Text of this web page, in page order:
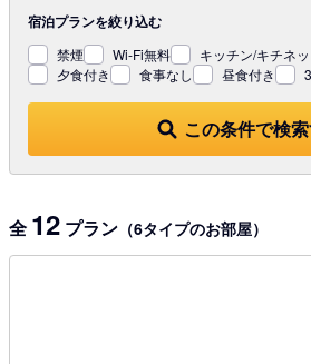
この条件で検
宿泊プランを絞り込む
禁煙 Wi-Fi無料 キッチン/キチネッ
夕食付き
食事なし 昼食付き
全 12 プラン （6タイプのお部屋）